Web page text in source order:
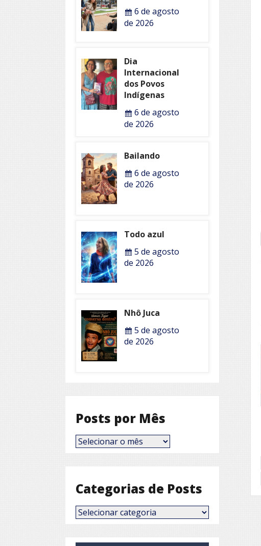
6 de agosto
de 2026
Dia
Internacional
dos Povos
Indígenas
6 de agosto
de 2026
Bailando
6 de agosto
de 2026
Todo azul
5 de agosto
de 2026
Nhô Juca
5 de agosto
de 2026
Posts por Mês
Posts
por
Categorias de Posts
Categorias
de